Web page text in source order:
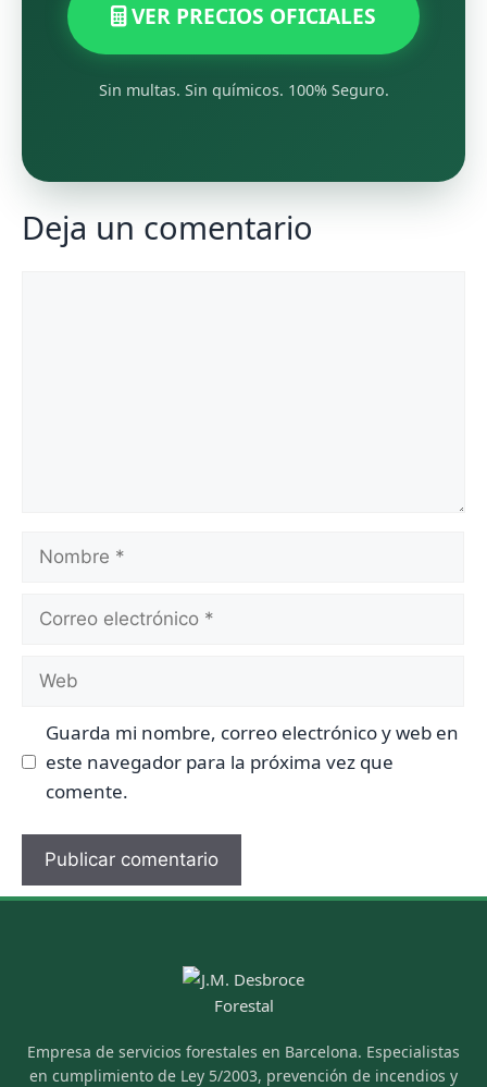
VER PRECIOS OFICIALES
Sin multas. Sin químicos. 100% Seguro.
Deja un comentario
Nombre
Correo
Web
Guarda mi nombre, correo electrónico y web en
este navegador para la próxima vez que
comente.
Empresa de servicios forestales en Barcelona. Especialistas
en cumplimiento de Ley 5/2003, prevención de incendios y